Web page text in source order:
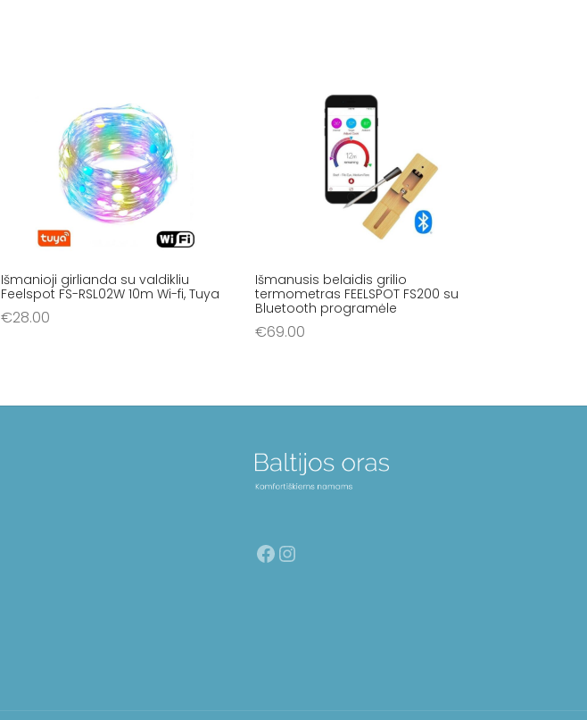
Išmanioji girlianda su valdikliu
Feelspot FS-RSL02W 10m Wi-fi, Tuya
€28.00
Išmanusis belaidis grilio
termometras FEELSPOT FS200 su
Bluetooth programėle
€69.00
Facebook